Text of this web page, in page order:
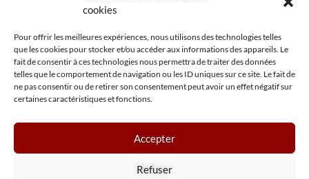
cookies
Pour offrir les meilleures expériences, nous utilisons des technologies telles
que les cookies pour stocker et/ou accéder aux informations des appareils. Le
fait de consentir à ces technologies nous permettra de traiter des données
telles que le comportement de navigation ou les ID uniques sur ce site. Le fait de
ne pas consentir ou de retirer son consentement peut avoir un effet négatif sur
certaines caractéristiques et fonctions.
Accepter
Refuser
INSIGHT NPA
Mentions légales